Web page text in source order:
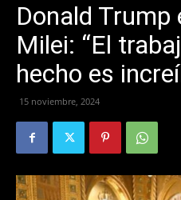
Donald Trump
Milei: “El
hecho es
15 noviembre, 2024